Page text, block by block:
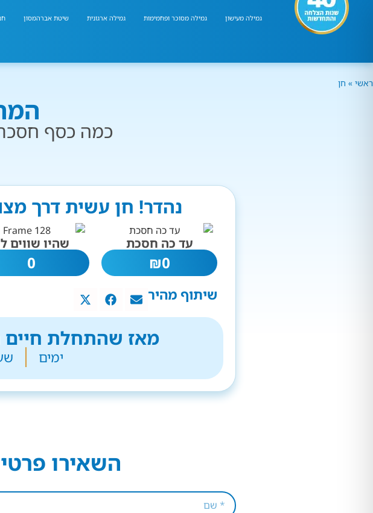
גמילה מעישון גמילה מסוכר ופחמימות גמילה ארגונית שיטת אברהמסון
ראשי » חן
כמה כסף
נהדר! חן עשית דרך
עד כה חסכת
0
₪
שהיו שווים
0
שיתוף מהיר
מאז שהתחלת חיים
ימים
השאירו